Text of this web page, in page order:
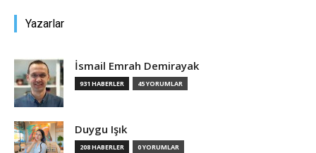
Yazarlar
İsmail Emrah Demirayak
931 HABERLER 45 YORUMLAR
Duygu Işık
208 HABERLER 0 YORUMLAR